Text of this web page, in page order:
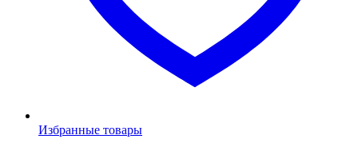
Избранные товары